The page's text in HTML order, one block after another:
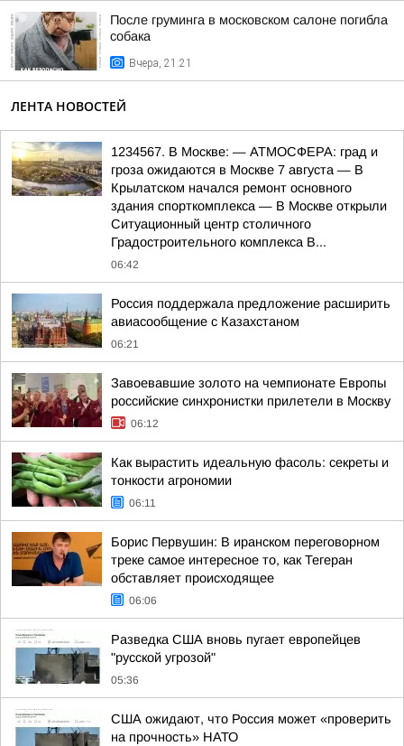
После груминга в московском салоне погибла
собака
Вчера, 21:21
ЛЕНТА НОВОСТЕЙ
1234567. В Москве: — АТМОСФЕРА: град и
гроза ожидаются в Москве 7 августа — В
Крылатском начался ремонт основного
здания спорткомплекса — В Москве открыли
Ситуационный центр столичного
Градостроительного комплекса В...
06:42
Россия поддержала предложение расширить
авиасообщение с Казахстаном
06:21
Завоевавшие золото на чемпионате Европы
российские синхронистки прилетели в Москву
06:12
Как вырастить идеальную фасоль: секреты и
тонкости агрономии
06:11
Борис Первушин: В иранском переговорном
треке самое интересное то, как Тегеран
обставляет происходящее
06:06
Разведка США вновь пугает европейцев
"русской угрозой"
05:36
США ожидают, что Россия может «проверить
на прочность» НАТО